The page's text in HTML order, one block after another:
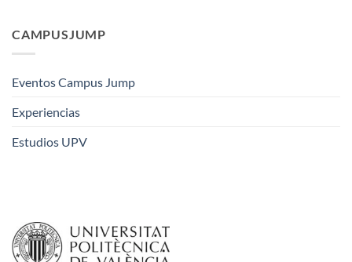
CAMPUSJUMP
Eventos Campus Jump
Experiencias
Estudios UPV